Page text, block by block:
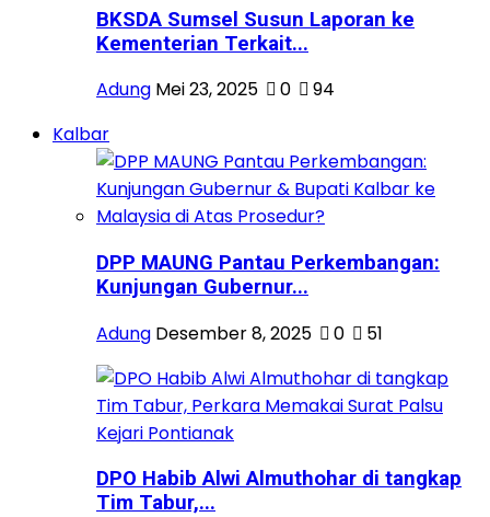
BKSDA Sumsel Susun Laporan ke
Kementerian Terkait...
Adung Mei 23, 2025 0
94
Kalbar
DPP MAUNG Pantau Perkembangan:
Kunjungan Gubernur...
Adung Desember 8, 2025 0 51
DPO Habib Alwi Almuthohar di tangkap
Tim Tabur,...